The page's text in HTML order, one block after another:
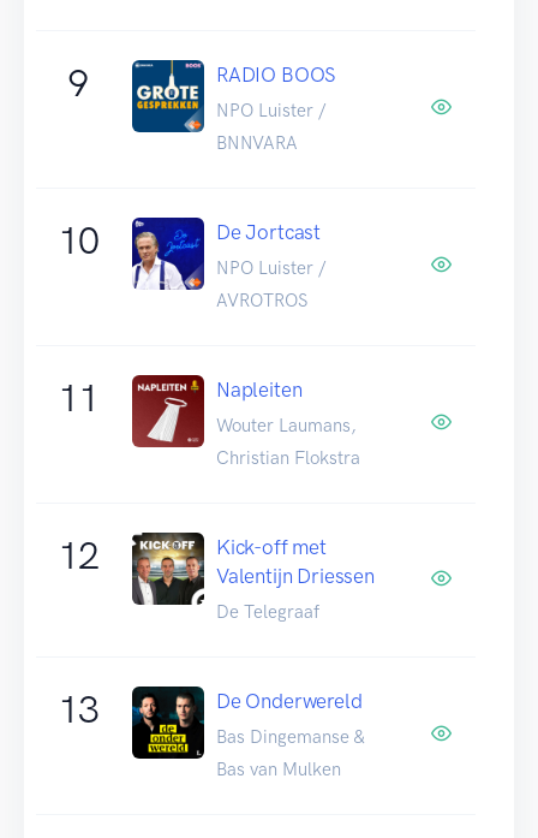
9 RADIO BOOS
NPO Luister /
BNNVARA
10 De Jortcast
NPO Luister /
AVROTROS
11 Napleiten
Wouter Laumans,
Christian Flokstra
12
Kick-off met
Valentijn Driessen
De Telegraaf
13 De Onderwereld
Bas Dingemanse &
Bas van Mulken